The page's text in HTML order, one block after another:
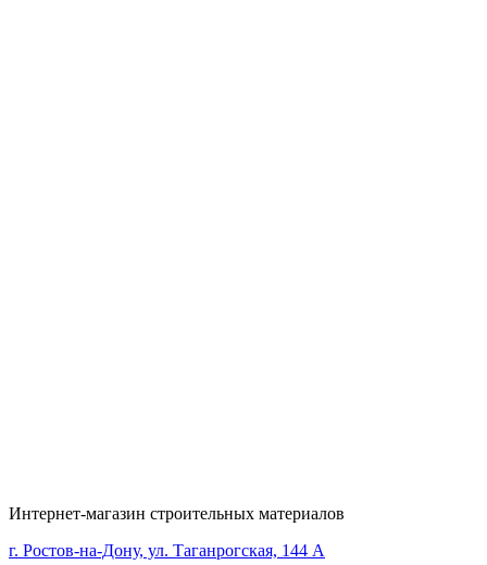
Интернет-магазин строительных материалов
г. Ростов-на-Дону, ул. Таганрогская, 144 А